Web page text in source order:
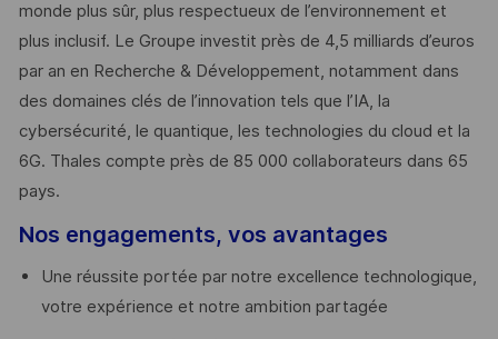
monde plus sûr, plus respectueux de l’environnement et
plus inclusif. Le Groupe investit près de 4,5 milliards d’euros
par an en Recherche & Développement, notamment dans
des domaines clés de l’innovation tels que l’IA, la
cybersécurité, le quantique, les technologies du cloud et la
6G. Thales compte près de 85 000 collaborateurs dans 65
pays. ​
Nos engagements, vos avantages
Une réussite portée par notre excellence technologique,
votre expérience et notre ambition partagée